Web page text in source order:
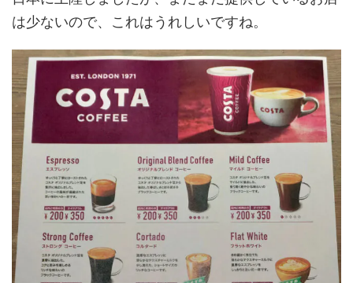
は少ないので、これはうれしいですね。